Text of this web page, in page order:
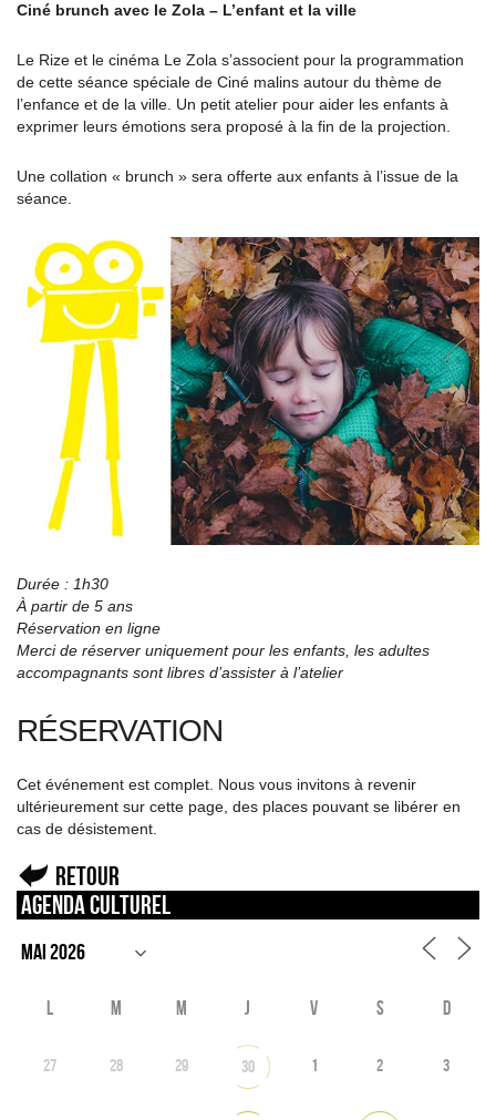
Ciné brunch avec le Zola – L’enfant et la ville
Le Rize et le cinéma Le Zola s’associent pour la programmation
de cette séance spéciale de Ciné malins autour du thème de
l’enfance et de la ville. Un petit atelier pour aider les enfants à
exprimer leurs émotions sera proposé à la fin de la projection.
Une collation « brunch » sera offerte aux enfants à l’issue de la
séance.
Durée : 1h30
À partir de 5 ans
Réservation en ligne
Merci de réserver uniquement pour les enfants, les adultes
accompagnants sont libres d’assister à l’atelier
RÉSERVATION
Cet événement est complet. Nous vous invitons à revenir
ultérieurement sur cette page, des places pouvant se libérer en
cas de désistement.
Retour
Agenda culturel
L M M J V S D
27 28 29 30 1 2 3